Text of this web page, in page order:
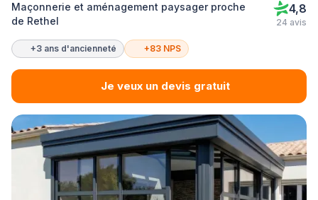
Maçonnerie et aménagement paysager proche
de Rethel
4,8
24 avis
+3 ans d'ancienneté +83 NPS
Je veux un devis gratuit